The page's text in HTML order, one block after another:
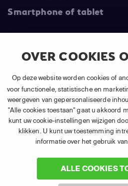
OVER COOKIES
Op deze website worden cookies of
voor functionele, statistische en
weergeven van gepersonaliseerde
"Alle cookies toestaan" gaat u akkoord
kunt uw cookie-instellingen wijzigen
klikken. U kunt uw toestemming
informatie over het gebruik
ALLE COOKIES
Smartphone of tablet
Chromecast
Android TV